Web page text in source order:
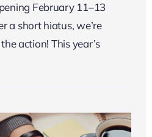
February 11–13
a short hiatus, we’re
action! This year’s